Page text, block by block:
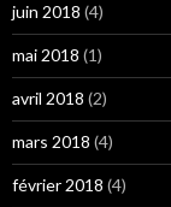
juin 2018 (4)
mai 2018 (1)
avril 2018 (2)
mars 2018 (4)
février 2018 (4)